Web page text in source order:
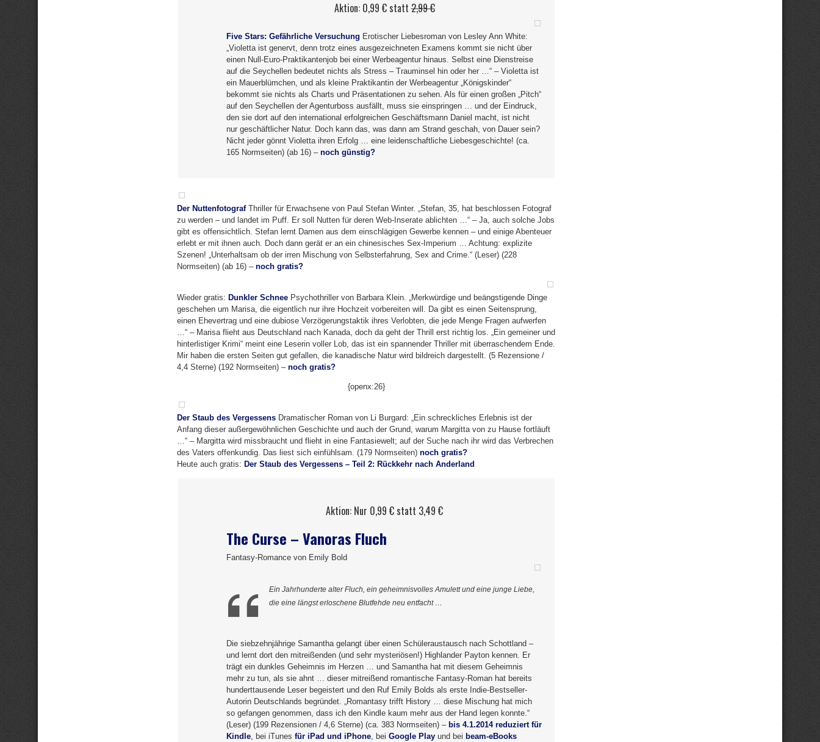
Aktion: 0,99 € statt2,99 €
Five Stars: Gefährliche Versuchung Erotischer Liebesroman von Lesley Ann White:
„Violetta ist genervt, denn trotz eines ausgezeichneten Examens kommt sie nicht über
einen Null-Euro-Praktikantenjob bei einer Werbeagentur hinaus. Selbst eine Dienstreise
auf die Seychellen bedeutet nichts als Stress – Trauminsel hin oder her …“ – Violetta ist
ein Mauerblümchen, und als kleine Praktikantin der Werbeagentur „Königskinder“
bekommt sie nichts als Charts und Präsentationen zu sehen. Als für einen großen „Pitch“
auf den Seychellen der Agenturboss ausfällt, muss sie einspringen … und der Eindruck,
den sie dort auf den international erfolgreichen Geschäftsmann Daniel macht, ist nicht
nur geschäftlicher Natur. Doch kann das, was dann am Strand geschah, von Dauer sein?
Nicht jeder gönnt Violetta ihren Erfolg … eine leidenschaftliche Liebesgeschichte! (ca.
165 Normseiten) (ab 16) – noch günstig?
Der NuttenfotografThriller für Erwachsene von Paul Stefan Winter. „Stefan, 35, hat beschlossen Fotograf
zu werden – und landet im Puff. Er soll Nutten für deren Web-Inserate ablichten …“ – Ja, auch solche Jobs
gibt es offensichtlich. Stefan lernt Damen aus dem einschlägigen Gewerbe kennen – und einige Abenteuer
erlebt er mit ihnen auch. Doch dann gerät er an ein chinesisches Sex-Imperium … Achtung: explizite
Szenen! „Unterhaltsam ob der irren Mischung von Selbsterfahrung, Sex and Crime.“ (Leser) (228
Normseiten) (ab 16) – noch gratis?
Wieder gratis: Dunkler Schnee Psychothriller von Barbara Klein. „Merkwürdige und beängstigende Dinge
geschehen um Marisa, die eigentlich nur ihre Hochzeit vorbereiten will. Da gibt es einen Seitensprung,
einen Ehevertrag und eine dubiose Verzögerungstaktik ihres Verlobten, die jede Menge Fragen aufwerfen
…“ – Marisa flieht aus Deutschland nach Kanada, doch da geht der Thrill erst richtig los. „Ein gemeiner und
hinterlistiger Krimi“ meint eine Leserin voller Lob, das ist ein spannender Thriller mit überraschendem Ende.
Mir haben die ersten Seiten gut gefallen, die kanadische Natur wird bildreich dargestellt. (5 Rezensione /
4,4 Sterne) (192 Normseiten) – noch gratis?
{openx:26}
Der Staub des Vergessens Dramatischer Roman von Li Burgard: „Ein schreckliches Erlebnis ist der
Anfang dieser außergewöhnlichen Geschichte und auch der Grund, warum Margitta von zu Hause fortläuft
…“ – Margitta wird missbraucht und flieht in eine Fantasiewelt; auf der Suche nach ihr wird das Verbrechen
des Vaters offenkundig. Das liest sich einfühlsam. (179 Normseiten) noch gratis?
Heute auch gratis: Der Staub des Vergessens – Teil 2: Rückkehr nach Anderland
Aktion: Nur 0,99 € statt 3,49 €
The Curse – Vanoras Fluch
Fantasy-Romance von Emily Bold
Ein Jahrhunderte alter Fluch, ein geheimnisvolles Amulett und eine junge Liebe,
die eine längst erloschene Blutfehde neu entfacht …
Die siebzehnjährige Samantha gelangt über einen Schüleraustausch nach Schottland –
und lernt dort den mitreißenden (und sehr mysteriösen!) Highlander Payton kennen. Er
trägt ein dunkles Geheimnis im Herzen … und Samantha hat mit diesem Geheimnis
mehr zu tun, als sie ahnt … dieser mitreißend romantische Fantasy-Roman hat bereits
hunderttausende Leser begeistert und den Ruf Emily Bolds als erste Indie-Bestseller-
Autorin Deutschlands begründet. „Romantasy trifft History … diese Mischung hat mich
so gefangen genommen, dass ich den Kindle kaum mehr aus der Hand legen konnte.“
(Leser) (199 Rezensionen / 4,6 Sterne) (ca. 383 Normseiten) – bis 4.1.2014 reduziert für
Kindle, bei iTunes für iPad und iPhone, bei Google Play und bei beam-eBooks